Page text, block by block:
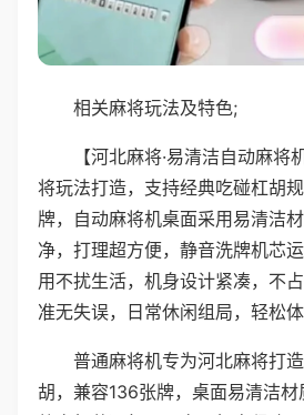
相关麻将玩法及特色;
【河北麻将·易清洁自动麻
将玩法打造，支持经典吃碰杠胡
牌，自动麻将机桌面采用易清洁
净，打理超方便，静音洗牌机芯
用不扰生活，机身设计紧凑，不
准无失误，日常休闲组局，轻松体
普通麻将机专为河北麻将打
胡，兼容136张牌，桌面易清洁材